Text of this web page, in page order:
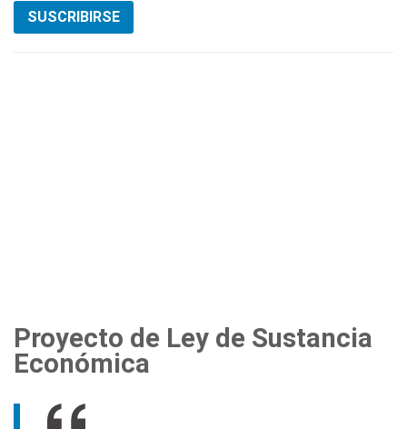
SUSCRIBIRSE
Proyecto de Ley de Sustancia
Económica